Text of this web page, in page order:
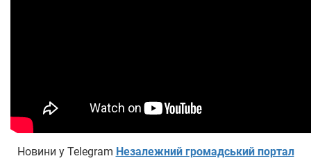
Новини у Telegram Незалежний громадський портал